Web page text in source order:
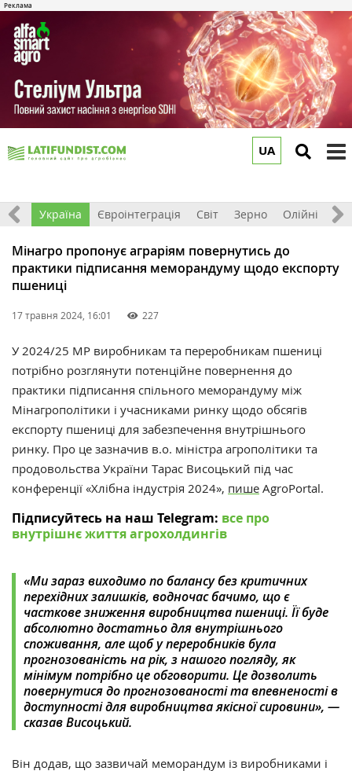
UA
Все Україна Євроінтеграція Світ Зерно Олійні
Мінагро пропонує аграріям повернутись до
практики підписання меморандуму щодо експорту
пшениці
17 травня 2024, 16:01 227
У 2024/25 МР виробникам та переробникам пшениці
потрібно розглянути потенційне повернення до
практики підписання спільного меморандуму між
Мінагрополітики і учасниками ринку щодо обсягів
експорту пшениці для забезпечення внутрішнього
ринку. Про це зазначив в.о. міністра агрополітики та
продовольства України Тарас Висоцький під час
конференції «Хлібна індустрія 2024», пише AgroPortal.
Підписуйтесь на наш Telegram: все про
внутрішнє життя агрохолдингів
«Ми зараз виходимо по балансу без критичних
перехідних залишків, водночас бачимо, що є
часткове зниження виробництва пшениці. Її буде
абсолютно достатньо для внутрішнього
споживання, але щоб у переробників була
прогнозованість на рік, з нашого погляду, як
мінімум потрібно це обговорити. Це дозволить
повернутися до прогнозованості та впевненості в
доступності для виробництва якісної сировини», —
сказав Висоцький.
Він додав, що зазвичай меморандум із виробниками і